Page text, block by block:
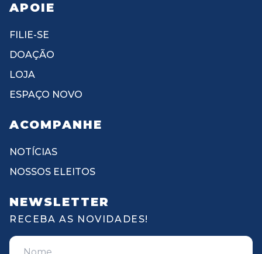
APOIE
FILIE-SE
DOAÇÃO
LOJA
ESPAÇO NOVO
ACOMPANHE
NOTÍCIAS
NOSSOS ELEITOS
NEWSLETTER
RECEBA AS NOVIDADES!